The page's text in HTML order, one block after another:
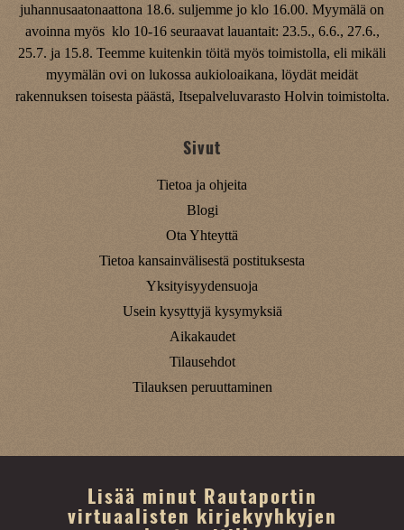
juhannusaatonaattona 18.6. suljemme jo klo 16.00. Myymälä on
avoinna myös klo 10-16 seuraavat lauantait: 23.5., 6.6., 27.6.,
25.7. ja 15.8. Teemme kuitenkin töitä myös toimistolla, eli mikäli
myymälän ovi on lukossa aukioloaikana, löydät meidät
rakennuksen toisesta päästä, Itsepalveluvarasto Holvin toimistolta.
Sivut
Tietoa ja ohjeita
Blogi
Ota Yhteyttä
Tietoa kansainvälisestä postituksesta
Yksityisyydensuoja
Usein kysyttyjä kysymyksiä
Aikakaudet
Tilausehdot
Tilauksen peruuttaminen
Lisää minut Rautaportin
virtuaalisten kirjekyyhkyjen